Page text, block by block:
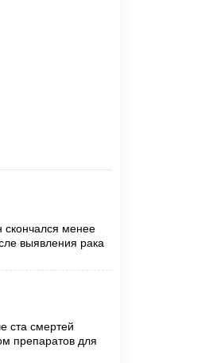
скончался менее
выявления рака
ста смертей
препаратов для